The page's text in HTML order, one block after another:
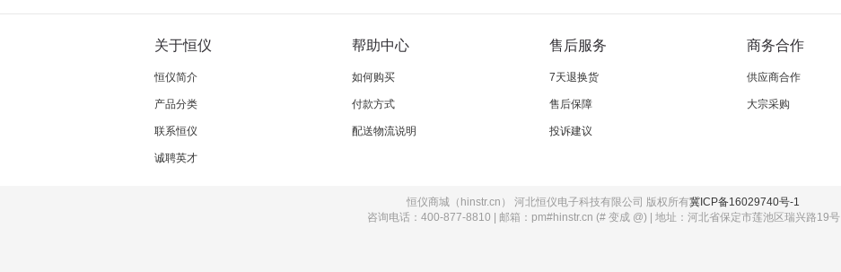
关于恒仪
恒仪简介
产品分类
联系恒仪
诚聘英才
帮助中心
如何购买
付款方式
配送物流说明
售后服务
7天退换货
售后保障
投诉建议
商务合作
供应商合作
大宗采购
恒仪商城（hinstr.cn） 河北恒仪电子科技有限公司 版权所有冀ICP备16029740号-1
咨询电话：400-877-8810 | 邮箱：pm#hinstr.cn (# 变成 @) | 地址：河北省保定市莲池区瑞兴路19号